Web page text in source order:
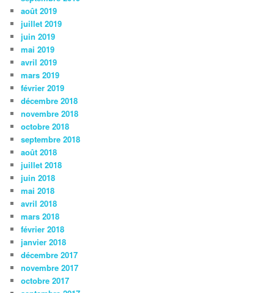
août 2019
juillet 2019
juin 2019
mai 2019
avril 2019
mars 2019
février 2019
décembre 2018
novembre 2018
octobre 2018
septembre 2018
août 2018
juillet 2018
juin 2018
mai 2018
avril 2018
mars 2018
février 2018
janvier 2018
décembre 2017
novembre 2017
octobre 2017